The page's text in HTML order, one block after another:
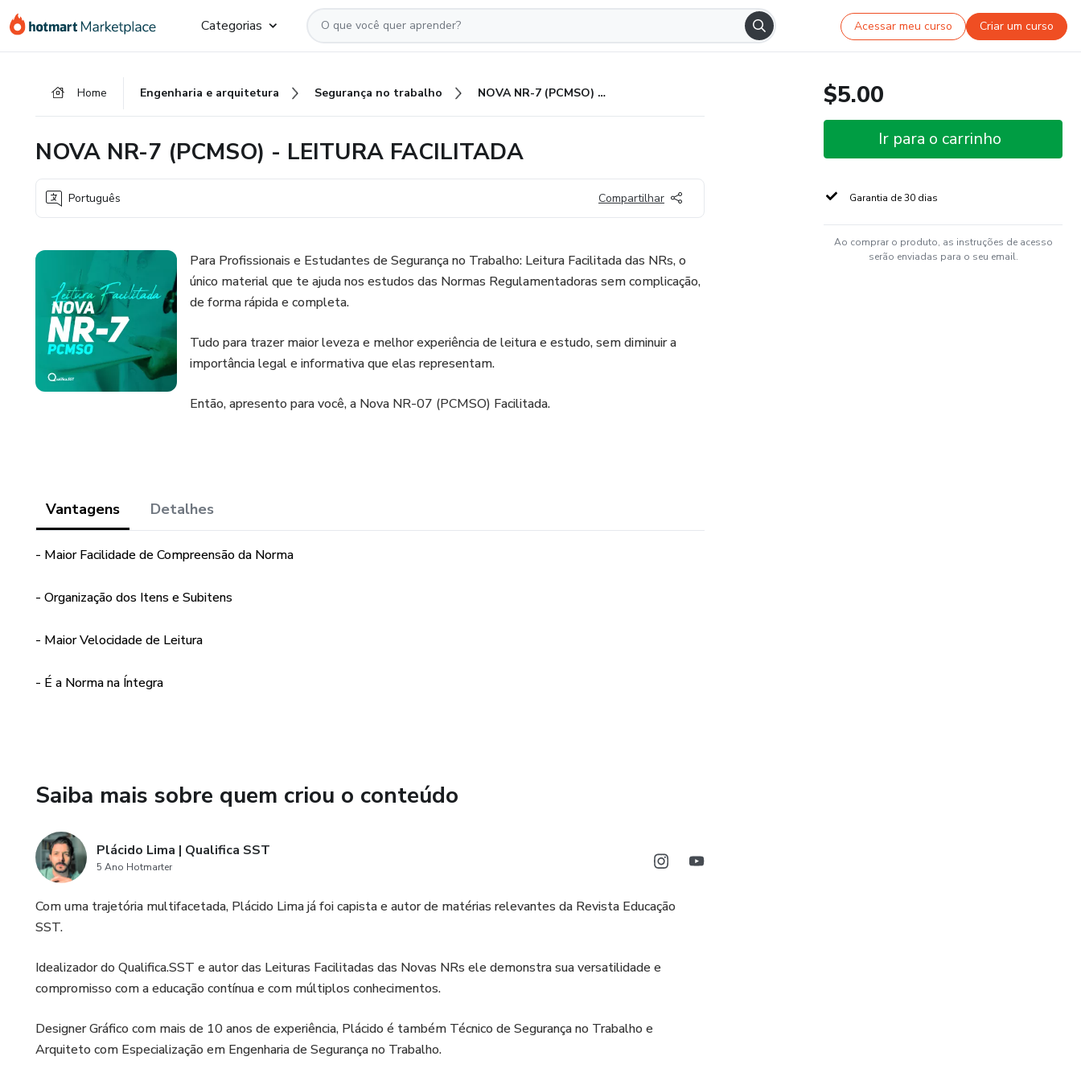
para
para
para
Categorias Acessar meu curso Criar um curso
Home Engenharia e arquitetura Segurança no trabalho NOVA NR-7 (PCMSO) - LEITURA FACILITADA
NOVA NR-7 (PCMSO) - LEITURA FACILITADA
Português Compartilhar
Para Profissionais e Estudantes de Segurança no Trabalho: Leitura Facilitada das NRs, o
único material que te ajuda nos estudos das Normas Regulamentadoras sem complicação,
de forma rápida e completa.
Tudo para trazer maior leveza e melhor experiência de leitura e estudo, sem diminuir a
importância legal e informativa que elas representam.
Então, apresento para você, a Nova NR-07 (PCMSO) Facilitada.
Vantagens Detalhes
- Maior Facilidade de Compreensão da Norma
- Organização dos Itens e Subitens
- Maior Velocidade de Leitura
- É a Norma na Íntegra
Saiba mais sobre quem criou o conteúdo
Plácido Lima | Qualifica SST
5 Ano Hotmarter
Com uma trajetória multifacetada, Plácido Lima já foi capista e autor de matérias relevantes da Revista Educação
SST.
Idealizador do Qualifica.SST e autor das Leituras Facilitadas das Novas NRs ele demonstra sua versatilidade e
compromisso com a educação contínua e com múltiplos conhecimentos.
Designer Gráfico com mais de 10 anos de experiência, Plácido é também Técnico de Segurança no Trabalho e
Arquiteto com Especialização em Engenharia de Segurança no Trabalho.
$5.00
Ir para o carrinho
Garantia de 30 dias
Ao comprar o produto, as instruções de acesso
serão enviadas para o seu email.